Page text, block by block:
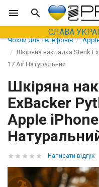
СЛАВА
Чохли для телефонів
Шкіряна накладка Stenk
17 Air Натуральний
Шкіряна
ExBacker
Apple
Написати відгук